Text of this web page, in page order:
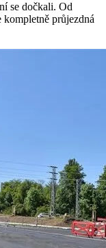
se dočkali. Od
kompletně průjezdná